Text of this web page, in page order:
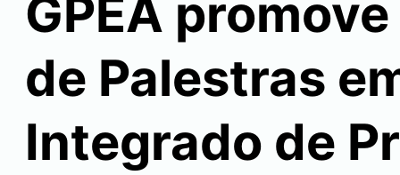
GPEA
de Palestras
Integrado de